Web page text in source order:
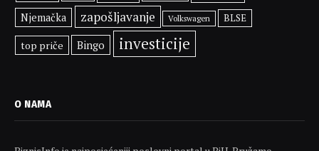
Njemačka zapošljavanje Volkswagen BLSE
top priče Bingo investicije
O NAMA